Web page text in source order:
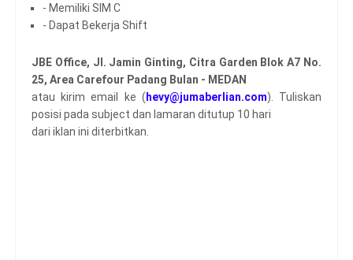
- Memiliki SIM C
- Dapat Bekerja Shift
JBE Office, Jl. Jamin Ginting, Citra Garden Blok A7 No.
25, Area Carefour Padang Bulan - MEDAN
atau kirim email ke (hevy@jumaberlian.com). Tuliskan
posisi pada subject dan lamaran ditutup 10 hari
dari iklan ini diterbitkan.